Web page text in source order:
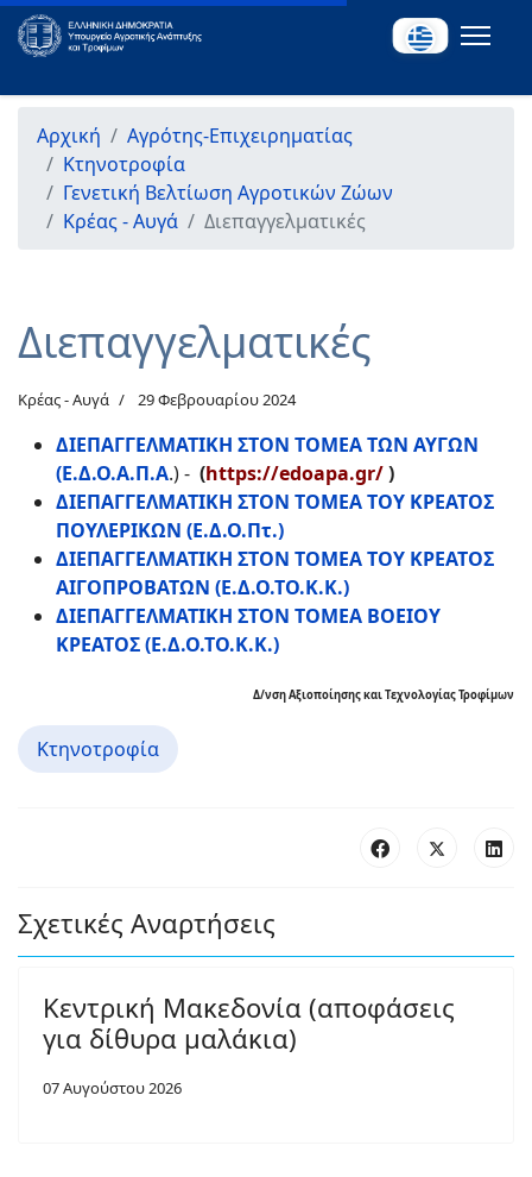
Αρχική
Αγρότης-Επιχειρηματίας
Κτηνοτροφία
Γενετική Βελτίωση Αγροτικών Ζώων
Κρέας - Αυγά
Διεπαγγελματικές
Διεπαγγελματικές
Κρέας - Αυγά 29 Φεβρουαρίου 2024
ΔΙΕΠΑΓΓΕΛΜΑΤΙΚΗ ΣΤΟΝ ΤΟΜΕΑ ΤΩΝ ΑΥΓΩΝ
(Ε.Δ.Ο.Α.Π.Α.) - (https://edoapa.gr/)
ΔΙΕΠΑΓΓΕΛΜΑΤΙΚΗ ΣΤΟΝ ΤΟΜΕΑ ΤΟΥ ΚΡΕΑΤΟΣ
ΠΟΥΛΕΡΙΚΩΝ (Ε.Δ.Ο.Πτ.)
ΔΙΕΠΑΓΓΕΛΜΑΤΙΚΗ ΣΤΟΝ ΤΟΜΕΑ ΤΟΥ ΚΡΕΑΤΟΣ
ΑΙΓΟΠΡΟΒΑΤΩΝ (Ε.Δ.Ο.ΤΟ.Κ.Κ.)
ΔΙΕΠΑΓΓΕΛΜΑΤΙΚΗ ΣΤΟΝ ΤΟΜΕΑ ΒΟΕΙΟΥ
ΚΡΕΑΤΟΣ (Ε.Δ.Ο.ΤΟ.Κ.Κ.)
Δ/νση Αξιοποίησης και Τεχνολογίας Τροφίμων
Κτηνοτροφία
Σχετικές Αναρτήσεις
Κεντρική Μακεδονία (αποφάσεις
για δίθυρα μαλάκια)
07 Αυγούστου 2026